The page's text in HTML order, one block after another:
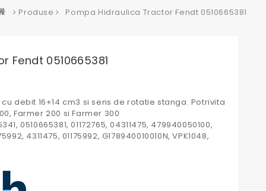
Produse Pompa Hidraulica Tractor Fendt 0510665381
Fendt 0510665381
debit 16+14 cm3 si sens de rotatie stanga. Potrivita
Farmer 200 si Farmer 300
0510665381, 01172765, 04311475, 479940050100,
4311475, 01175992, G178940010010N, VPK1048,